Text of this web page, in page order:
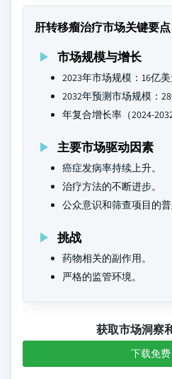
肝转移瘤治疗市场关键要点
市场规模与增长
2023年市场规模：16亿
2032年预测市场规模：
年复合增长率（2024-
主要市场驱动因素
癌症发病率持续上升。
治疗方法的不断进步。
公众意识和筛查项目的普
挑战
药物相关的副作用。
严格的监管环境。
获取市场洞察
下载免费